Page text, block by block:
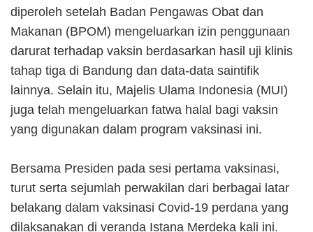
diperoleh setelah Badan Pengawas Obat dan
Makanan (BPOM) mengeluarkan izin penggunaan
darurat terhadap vaksin berdasarkan hasil uji klinis
tahap tiga di Bandung dan data-data saintifik
lainnya. Selain itu, Majelis Ulama Indonesia (MUI)
juga telah mengeluarkan fatwa halal bagi vaksin
yang digunakan dalam program vaksinasi ini.
Bersama Presiden pada sesi pertama vaksinasi,
turut serta sejumlah perwakilan dari berbagai latar
belakang dalam vaksinasi Covid-19 perdana yang
dilaksanakan di veranda Istana Merdeka kali ini.